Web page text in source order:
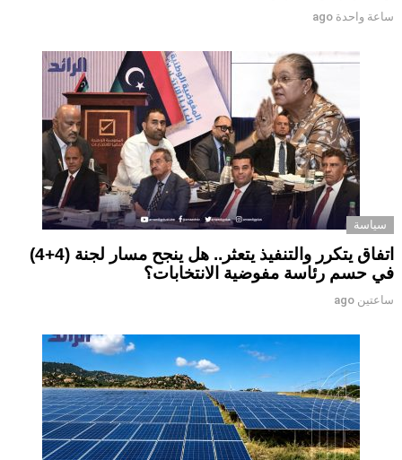
ساعة واحدة ago
سياسة
اتفاق يتكرر والتنفيذ يتعثر.. هل ينجح مسار لجنة (4+4)
في حسم رئاسة مفوضية الانتخابات؟
ساعتين ago